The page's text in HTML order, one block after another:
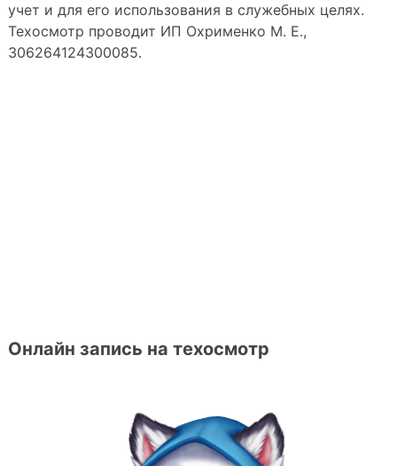
учет и для его использования в служебных целях.
Техосмотр проводит ИП Охрименко М. Е.,
306264124300085.
Онлайн запись на техосмотр